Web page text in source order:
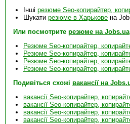
Інші резюме Seo-копирайтер,
Шукати резюме в Харькове на
Или посмотрите резюме на Jobs.ua
Резюме Seo-копирайтер,
Резюме Seo-копирайтер,
Резюме Seo-копирайтер,
Резюме Seo-копирайтер,
Подивіться схожі вакансії на
вакансії Seo-копирайтер,
вакансії Seo-копирайтер,
вакансії Seo-копирайтер,
вакансії Seo-копирайтер,